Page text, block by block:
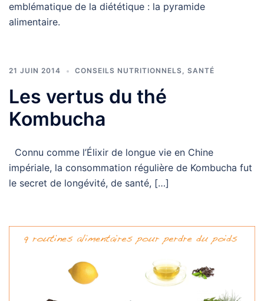
emblématique de la diététique : la pyramide
alimentaire.
21 JUIN 2014 CONSEILS NUTRITIONNELS, SANTÉ
Les vertus du thé
Kombucha
Connu comme l’Élixir de longue vie en Chine
impériale, la consommation régulière de Kombucha fut
le secret de longévité, de santé, […]